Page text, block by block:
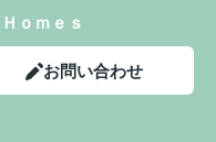
ｏｍｅｓ
お問い合わせ